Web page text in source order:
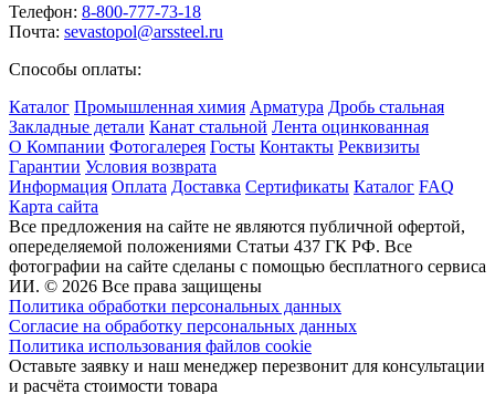
Телефон: 8-800-777-73-18
Почта: sevastopol@arssteel.ru
Способы оплаты:
Каталог Промышленная химия Арматура Дробь стальная
Закладные детали Канат стальной Лента оцинкованная
О Компании Фотогалерея Госты Контакты Реквизиты
Гарантии Условия возврата
Информация Оплата Доставка Сертификаты Каталог FAQ
Карта сайта
Все предложения на сайте не являются публичной офертой,
опеределяемой положениями Статьи 437 ГК РФ. Все
фотографии на сайте сделаны с помощью бесплатного сервиса
ИИ. © 2026 Все права защищены
Политика обработки персональных данных
Согласие на обработку персональных данных
Политика использования файлов cookie
Оставьте заявку и наш менеджер перезвонит для консультации
и расчёта стоимости товара